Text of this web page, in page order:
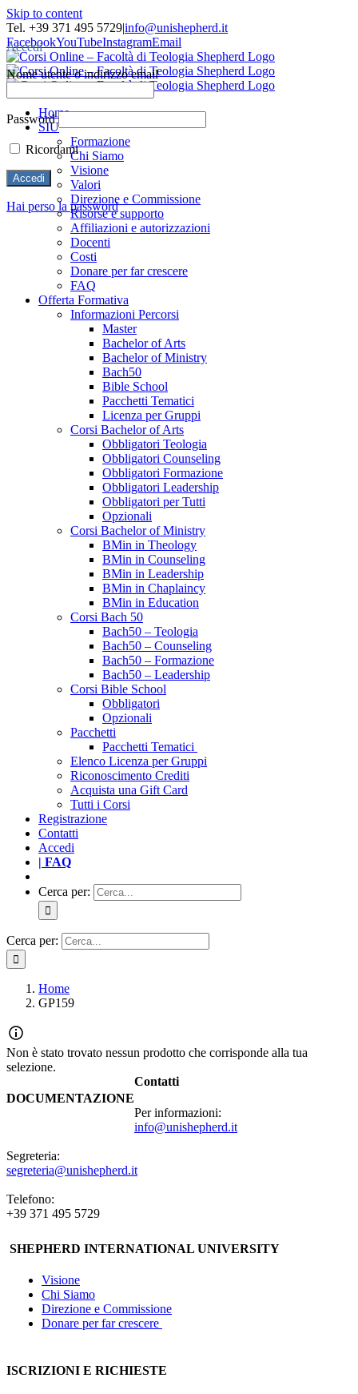
Skip to content
Tel. +39 371 495 5729|info@unishepherd.it
FacebookYouTubeInstagramEmail
Home
SIU
Formazione
Chi Siamo
Visione
Valori
Direzione e Commissione
Risorse e supporto
Affiliazioni e autorizzazioni
Docenti
Costi
Donare per far crescere
FAQ
Offerta Formativa
Informazioni Percorsi
Master
Bachelor of Arts
Bachelor of Ministry
Bach50
Bible School
Pacchetti Tematici
Licenza per Gruppi
Corsi Bachelor of Arts
Obbligatori Teologia
Obbligatori Counseling
Obbligatori Formazione
Obbligatori Leadership
Obbligatori per Tutti
Opzionali
Corsi Bachelor of Ministry
BMin in Theology
BMin in Counseling
BMin in Leadership
BMin in Chaplaincy
BMin in Education
Corsi Bach 50
Bach50 – Teologia
Bach50 – Counseling
Bach50 – Formazione
Bach50 – Leadership
Corsi Bible School
Obbligatori
Opzionali
Pacchetti
Pacchetti Tematici
Elenco Licenza per Gruppi
Riconoscimento Crediti
Acquista una Gift Card
Tutti i Corsi
Registrazione
Contatti
Accedi
| FAQ
Cerca per:
Cerca per:
Home
GP159
Non è stato trovato nessun prodotto che corrisponde alla tua
selezione.
DOCUMENTAZIONE
Contatti
Per informazioni:
info@unishepherd.it
Segreteria:
segreteria@unishepherd.it
Telefono:
+39 371 495 5729
SHEPHERD INTERNATIONAL UNIVERSITY
Visione
Chi Siamo
Direzione e Commissione
Donare per far crescere
ISCRIZIONI E RICHIESTE
Accedi
Nome utente o indirizzo email
Password
Ricordami
Hai perso la password